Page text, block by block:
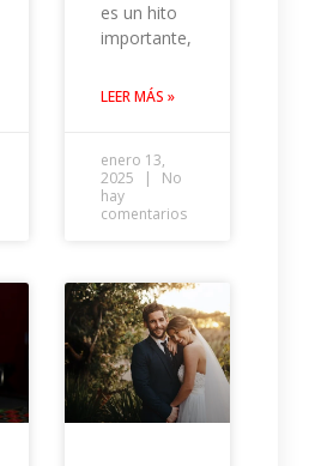
es un hito
importante,
LEER MÁS »
enero 13,
2025
No
hay
comentarios